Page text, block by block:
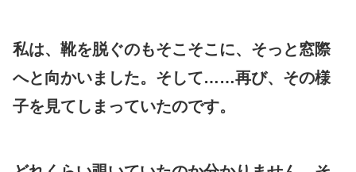
私は、靴を脱ぐのもそこそこに、そっと窓際
へと向かいました。そして……再び、その様
子を見てしまっていたのです。